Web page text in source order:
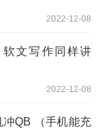
2022-12-08
文写作同样讲
2022-12-08
QB （手机能充